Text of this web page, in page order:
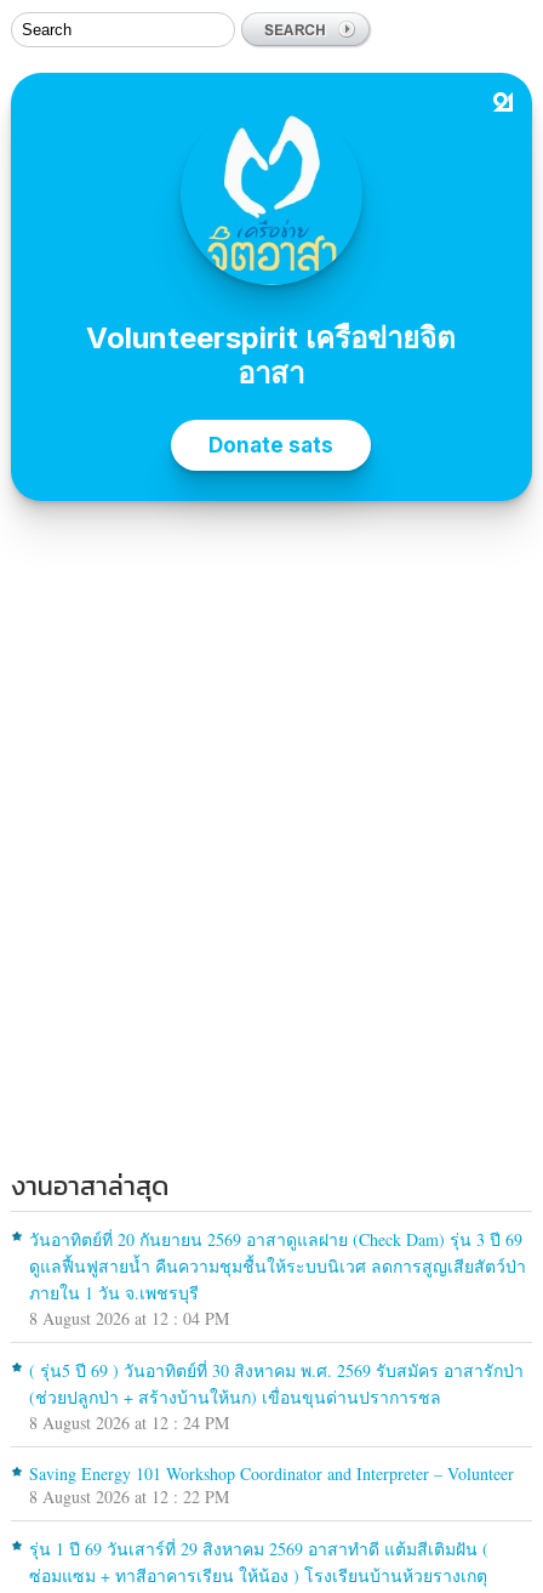
งานอาสาล่าสุด
วันอาทิตย์ที่ 20 กันยายน 2569 อาสาดูแลฝาย (Check Dam) รุ่น 3 ปี 69
ดูแลฟื้นฟูสายน้ำ คืนความชุมชื้นให้ระบบนิเวศ ลดการสูญเสียสัตว์ป่า
ภายใน 1 วัน จ.เพชรบุรี
8 August 2026 at 12 : 04 PM
( รุ่น5 ปี 69 ) วันอาทิตย์ที่ 30 สิงหาคม พ.ศ. 2569 รับสมัคร อาสารักป่า
(ช่วยปลูกป่า + สร้างบ้านให้นก) เขื่อนขุนด่านปราการชล
8 August 2026 at 12 : 24 PM
Saving Energy 101 Workshop Coordinator and Interpreter – Volunteer
8 August 2026 at 12 : 22 PM
รุ่น 1 ปี 69 วันเสาร์ที่ 29 สิงหาคม 2569 อาสาทำดี แต้มสีเติมฝัน (
ซ่อมแซม + ทาสีอาคารเรียน ให้น้อง ) โรงเรียนบ้านห้วยรางเกตุ